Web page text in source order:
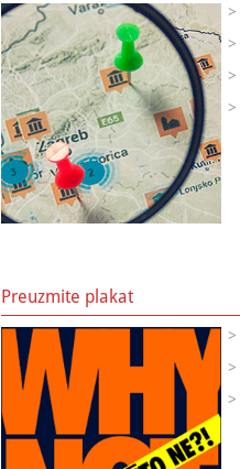
>
>
>
>
Preuzmite plakat
>
>
>